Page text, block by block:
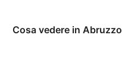
Cosa vedere in Abruzzo